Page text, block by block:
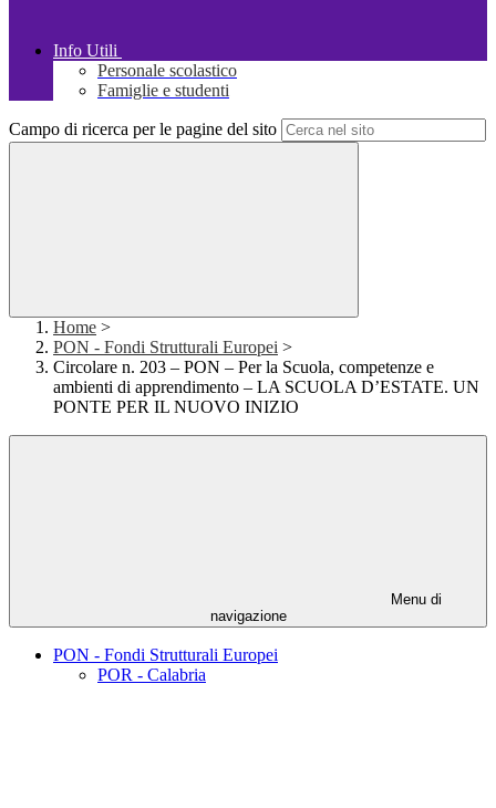
Info Utili
Personale scolastico
Famiglie e studenti
Campo di ricerca per le pagine del sito
Home >
PON - Fondi Strutturali Europei >
Circolare n. 203 – PON – Per la Scuola, competenze e
ambienti di apprendimento – LA SCUOLA D’ESTATE. UN
PONTE PER IL NUOVO INIZIO
Menu di
navigazione
PON - Fondi Strutturali Europei
POR - Calabria